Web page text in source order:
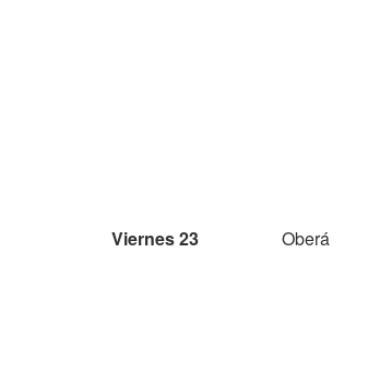
Viernes 23 Oberá